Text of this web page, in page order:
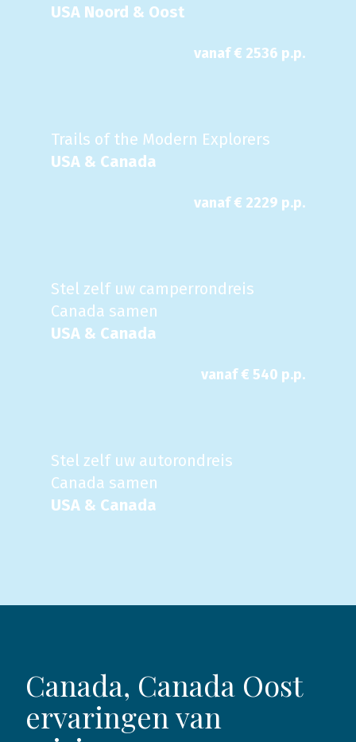
USA Noord & Oost
vanaf € 2536 p.p.
Trails of the Modern Explorers
USA & Canada
vanaf € 2229 p.p.
Stel zelf uw camperrondreis
Canada samen
USA & Canada
vanaf € 540 p.p.
Stel zelf uw autorondreis
Canada samen
USA & Canada
Canada, Canada Oost
ervaringen van